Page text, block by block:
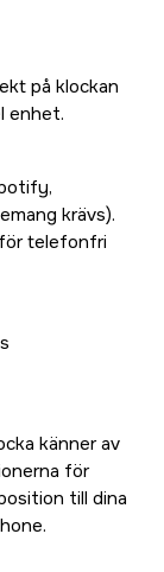
på klockan
enhet.
krävs).
telefonfri
känner av
för
till dina